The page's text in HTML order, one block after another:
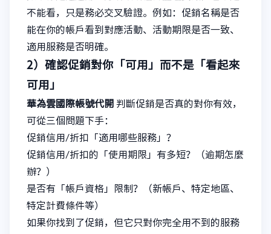
不能看，只是務必交叉驗證。例如：促銷名稱是否
能在你的帳戶看到對應活動、活動期限是否一致、
適用服務是否明確。
2）確認促銷對你「可用」而不是「看起來
可用」
華為雲國際帳號代開 判斷促銷是否真的對你有效，
可從三個問題下手：
促銷信用/折扣「適用哪些服務」？
促銷信用/折扣的「使用期限」有多短？（逾期怎麼
辦？）
是否有「帳戶資格」限制？（新帳戶、特定地區、
特定計費條件等）
如果你找到了促銷，但它只對你完全用不到的服務